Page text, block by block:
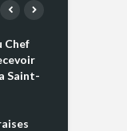
Chef
Saint-